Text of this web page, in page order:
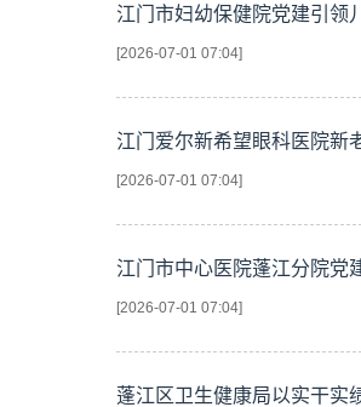
江门市妇幼保健院党建引领
[2026-07-01 07:04]
江门爱尔新希望眼科医院新
[2026-07-01 07:04]
江门市中心医院蓬江分院党
[2026-07-01 07:04]
蓬江区卫生健康局以实干实